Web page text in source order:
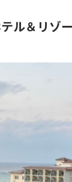
ル＆リゾ